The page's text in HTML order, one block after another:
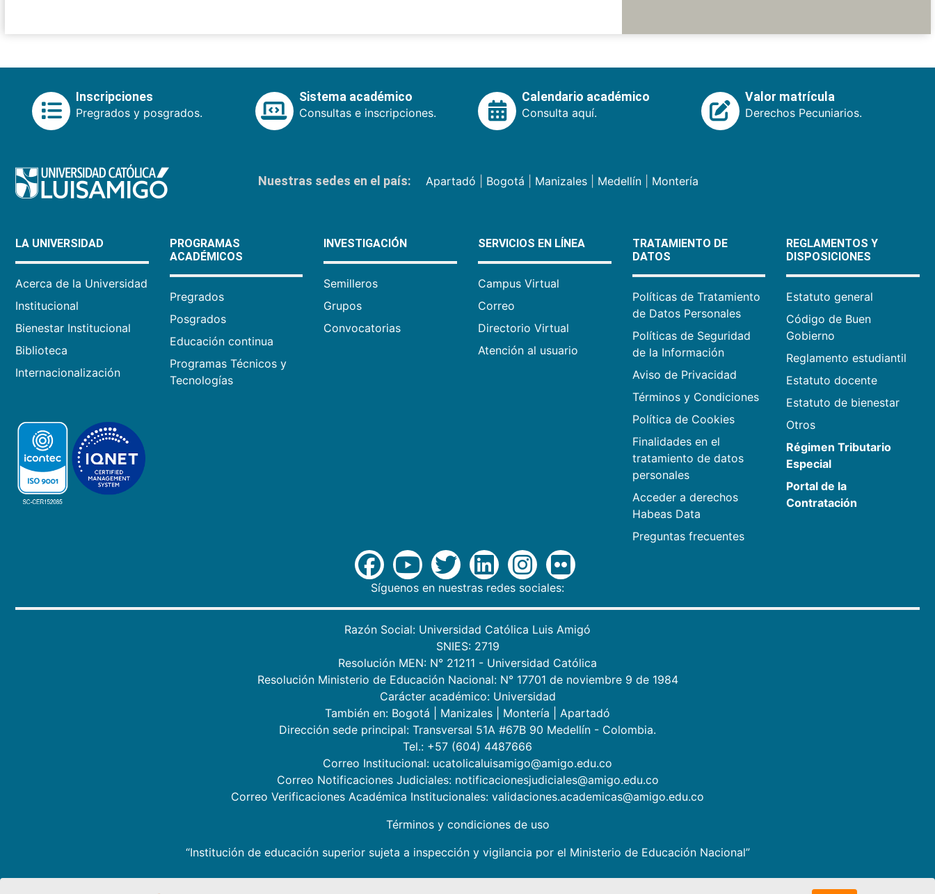
Inscripciones
Pregrados y posgrados.
Sistema académico
Consultas e inscripciones.
Calendario académico
Consulta aquí.
Valor matrícula
Derechos Pecuniarios.
Nuestras sedes en el país: Apartadó Bogotá Manizales| Medellín| Montería
LA UNIVERSIDAD
Acerca de la Universidad
Institucional
Bienestar Institucional
Biblioteca
Internacionalización
PROGRAMAS
ACADÉMICOS
Pregrados
Posgrados
Educación continua
Programas Técnicos y
Tecnologías
INVESTIGACIÓN
Semilleros
Grupos
Convocatorias
SERVICIOS EN LÍNEA
Campus Virtual
Correo
Directorio Virtual
Atención al usuario
TRATAMIENTO DE
DATOS
Políticas de Tratamiento
de Datos Personales
Políticas de Seguridad
de la Información
Aviso de Privacidad
Términos y Condiciones
Política de Cookies
Finalidades en el
tratamiento de datos
personales
Acceder a derechos
Habeas Data
Preguntas frecuentes
REGLAMENTOS Y
DISPOSICIONES
Estatuto general
Código de Buen
Gobierno
Reglamento estudiantil
Estatuto docente
Estatuto de bienestar
Otros
Régimen Tributario
Especial
Portal de la
Contratación
Síguenos en nuestras redes sociales:
Razón Social: Universidad Católica Luis Amigó
SNIES: 2719
Resolución MEN: N° 21211 - Universidad Católica
Resolución Ministerio de Educación Nacional: N° 17701 de noviembre 9 de 1984
Carácter académico: Universidad
También en: Bogotá Manizales Montería
Apartadó
Dirección sede principal: Transversal 51A #67B 90 Medellín - Colombia.
Tel.: +57 (604) 4487666
Correo Institucional: ucatolicaluisamigo@amigo.edu.co
Correo Notificaciones Judiciales: notificacionesjudiciales@amigo.edu.co
Correo Verificaciones Académica Institucionales: validaciones.academicas@amigo.edu.co
Términos y condiciones de uso
“Institución de educación superior sujeta a inspección y vigilancia por el Ministerio de Educación Nacional”